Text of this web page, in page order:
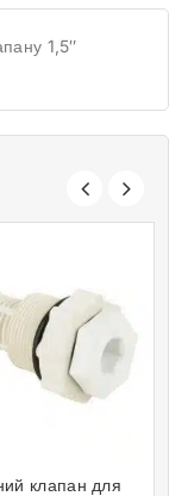
1,5″
клапан для